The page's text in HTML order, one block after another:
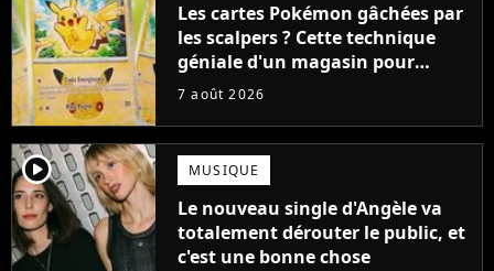
Les cartes Pokémon gâchées par
les scalpers ? Cette technique
géniale d'un magasin pour
ruiner les revendeurs
7 août 2026
player2 MUSIQUE
Le nouveau single d'Angèle va
totalement dérouter le public, et
c'est une bonne chose